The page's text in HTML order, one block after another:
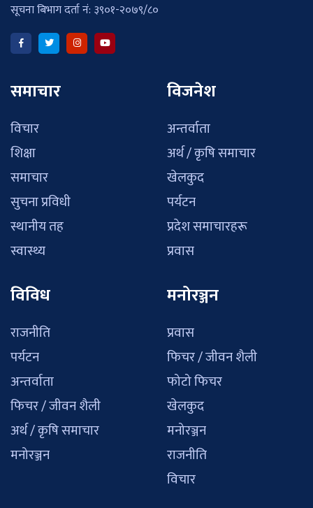
सूचना बिभाग दर्ता नं: ३९०१-२०७९/८०
समाचार
विचार
शिक्षा
समाचार
सुचना प्रविधी
स्थानीय तह
स्वास्थ्य
विजनेश
अन्तर्वाता
अर्थ / कृषि समाचार
खेलकुद
पर्यटन
प्रदेश समाचारहरू
प्रवास
विविध
राजनीति
पर्यटन
अन्तर्वाता
फिचर / जीवन शैली
अर्थ / कृषि समाचार
मनोरञ्जन
मनोरञ्जन
प्रवास
फिचर / जीवन शैली
फोटो फिचर
खेलकुद
मनोरञ्जन
राजनीति
विचार